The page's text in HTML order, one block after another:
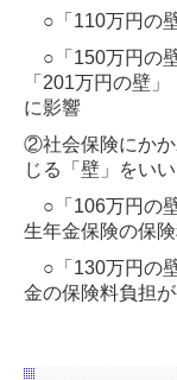
○「110万円の
○「150万円の
「201万円の壁
に影響
②社会保険にか
じる「壁」をいい
○「106万円の
生年金保険の保
○「130万円の
金の保険料負担